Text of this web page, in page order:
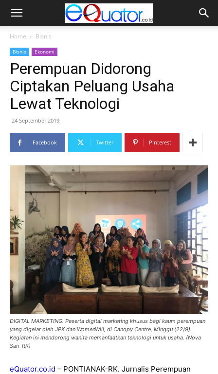
Home Bisnis
Bisnis Ekonomi
Perempuan Didorong
Ciptakan Peluang Usaha
Lewat Teknologi
24 September 2019
Facebook Twitter Pinterest
DIGITAL MARKETING. Peserta digital marketing khusus bagi kaum perempuan
yang digelar oleh JPK dan WomenWill, di Canopy Centre, Minggu (22/9).
Kegiatan ini mendorong wanita memanfaatkan teknologi untuk usaha. (Nova
Sari-RK)
eQuator.co.id – PONTIANAK-RK. Jurnalis Perempuan